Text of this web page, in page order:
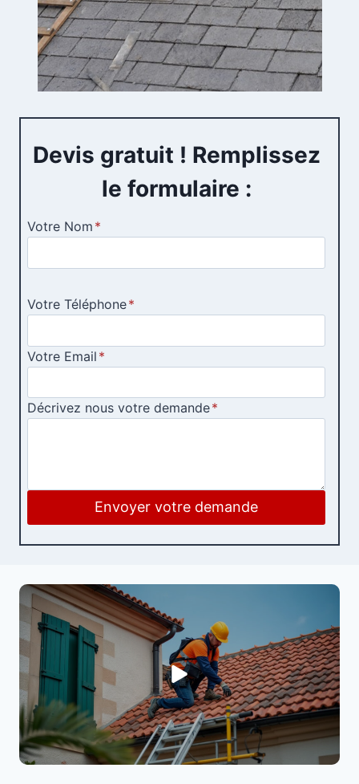
Devis gratuit ! Remplissez
le formulaire :
Votre Nom *
Votre Téléphone*
Votre Email *
Décrivez nous votre demande*
Envoyer votre demande